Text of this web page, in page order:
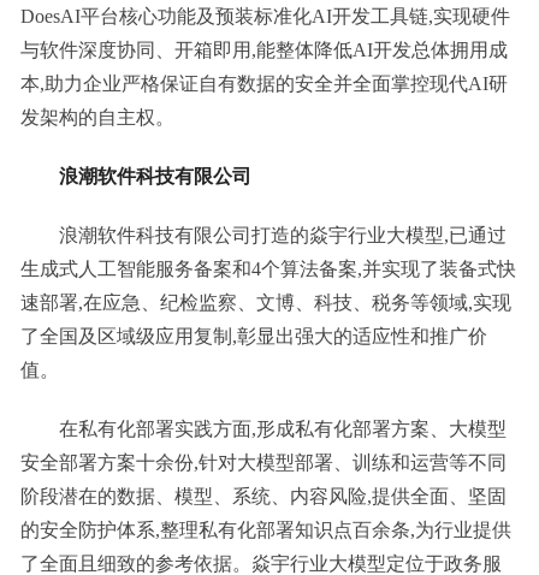
DoesAI平台核心功能及预装标准化AI开发工具链,实现硬件
与软件深度协同、开箱即用,能整体降低AI开发总体拥用成
本,助力企业严格保证自有数据的安全并全面掌控现代AI研
发架构的自主权。
浪潮软件科技有限公司
浪潮软件科技有限公司打造的焱宇行业大模型,已通过
生成式人工智能服务备案和4个算法备案,并实现了装备式快
速部署,在应急、纪检监察、文博、科技、税务等领域,实现
了全国及区域级应用复制,彰显出强大的适应性和推广价
值。
在私有化部署实践方面,形成私有化部署方案、大模型
安全部署方案十余份,针对大模型部署、训练和运营等不同
阶段潜在的数据、模型、系统、内容风险,提供全面、坚固
的安全防护体系,整理私有化部署知识点百余条,为行业提供
了全面且细致的参考依据。焱宇行业大模型定位于政务服